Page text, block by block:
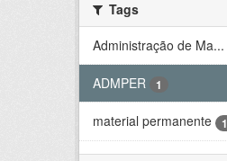
Tags
Administração de Ma...
ADMPER 1
material permanente 1